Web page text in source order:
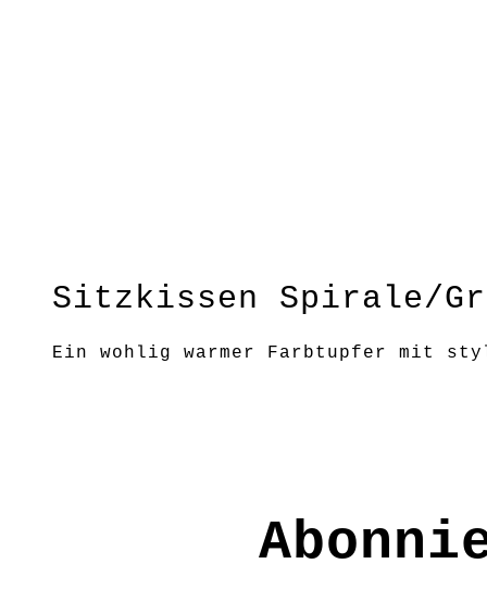
Sitzkissen Spirale/
Ein wohlig warmer Farbtupfer mit